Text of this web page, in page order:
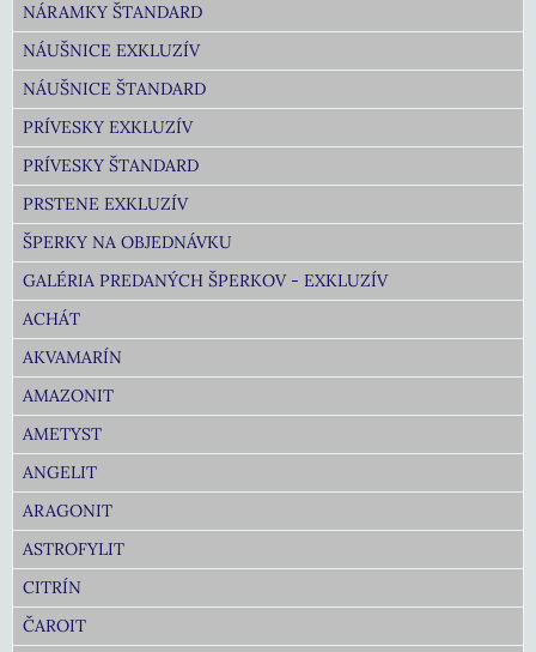
NÁRAMKY ŠTANDARD
NÁUŠNICE EXKLUZÍV
NÁUŠNICE ŠTANDARD
PRÍVESKY EXKLUZÍV
PRÍVESKY ŠTANDARD
PRSTENE EXKLUZÍV
ŠPERKY NA OBJEDNÁVKU
GALÉRIA PREDANÝCH ŠPERKOV - EXKLUZÍV
ACHÁT
AKVAMARÍN
AMAZONIT
AMETYST
ANGELIT
ARAGONIT
ASTROFYLIT
CITRÍN
ČAROIT